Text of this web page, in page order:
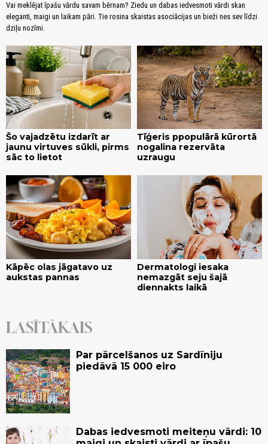
Vai meklējat īpašu vārdu savam bērnam? Ziedu un dabas iedvesmoti vārdi skan
eleganti, maigi un laikam pāri. Tie rosina skaistas asociācijas un bieži nes sev līdzi
dziļu nozīmi.
Šo vajadzētu izdarīt ar
jaunu virtuves sūkli, pirms
sāc to lietot
Tīģeris ppopulārā kūrortā
nogalina rezervāta
uzraugu
Kāpēc olas jāgatavo uz
aukstas pannas
Dermatologi iesaka
nemazgāt seju šajā
diennakts laikā
LASĪTĀKAIS
Par pārcelšanos uz Sardīniju
piedāvā 15 000 eiro
Dabas iedvesmoti meiteņu vārdi: 10